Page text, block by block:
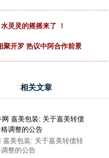
灵灵的摇摇来了 ！
聚开罗 热议中阿合作前景
相关文章
嘉美包装: 关于嘉美转债转
整的公告